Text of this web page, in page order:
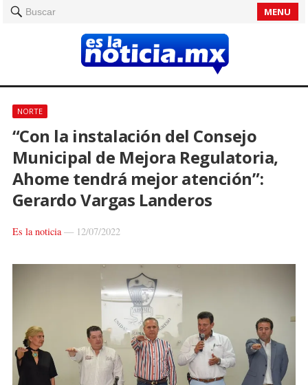
Buscar MENU
NORTE
“Con la instalación del Consejo
Municipal de Mejora Regulatoria,
Ahome tendrá mejor atención”:
Gerardo Vargas Landeros
Es la noticia— 12/07/2022